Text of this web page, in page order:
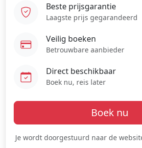
Beste prijsgarantie
Laagste prijs gegarandeerd
Veilig boeken
Betrouwbare aanbieder
Direct beschikbaar
Boek nu, reis later
Boek nu
Je wordt doorgestuurd naar de